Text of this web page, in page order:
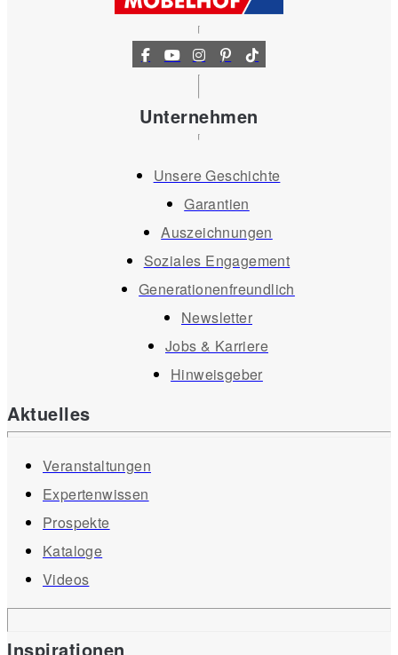
Unternehmen
Unsere Geschichte
Garantien
Auszeichnungen
Soziales Engagement
Generationenfreundlich
Newsletter
Jobs & Karriere
Hinweisgeber
Aktuelles
Veranstaltungen
Expertenwissen
Prospekte
Kataloge
Videos
Inspirationen